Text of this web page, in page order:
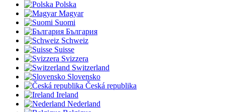
Polska
Magyar
Suomi
България
Schweiz
Suisse
Svizzera
Switzerland
Slovensko
Česká republika
Ireland
Nederland